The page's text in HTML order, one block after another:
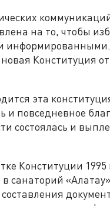
на то, чтобы
Конституция
эта
повседневное
состоялась и
Конституции 1995
санаторий